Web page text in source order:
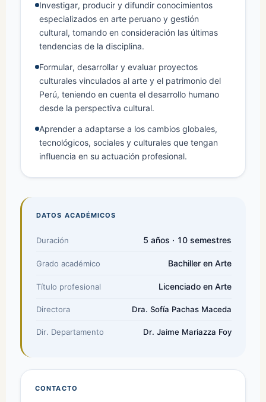
Investigar, producir y difundir conocimientos
especializados en arte peruano y gestión
cultural, tomando en consideración las últimas
tendencias de la disciplina.
Formular, desarrollar y evaluar proyectos
culturales vinculados al arte y el patrimonio del
Perú, teniendo en cuenta el desarrollo humano
desde la perspectiva cultural.
Aprender a adaptarse a los cambios globales,
tecnológicos, sociales y culturales que tengan
influencia en su actuación profesional.
DATOS ACADÉMICOS
Duración 5 años · 10 semestres
Grado académico Bachiller en Arte
Título profesional Licenciado en Arte
Directora Dra. Sofía Pachas Maceda
Dir. Departamento Dr. Jaime Mariazza Foy
CONTACTO